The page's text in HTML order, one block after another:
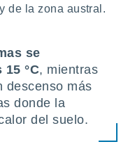
de la zona austral.
se
°C, mientras
descenso más
donde la
del suelo.